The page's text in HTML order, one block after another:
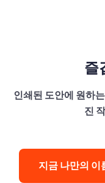
즐
인쇄된 도안에 원하
진
지금 나만의 이